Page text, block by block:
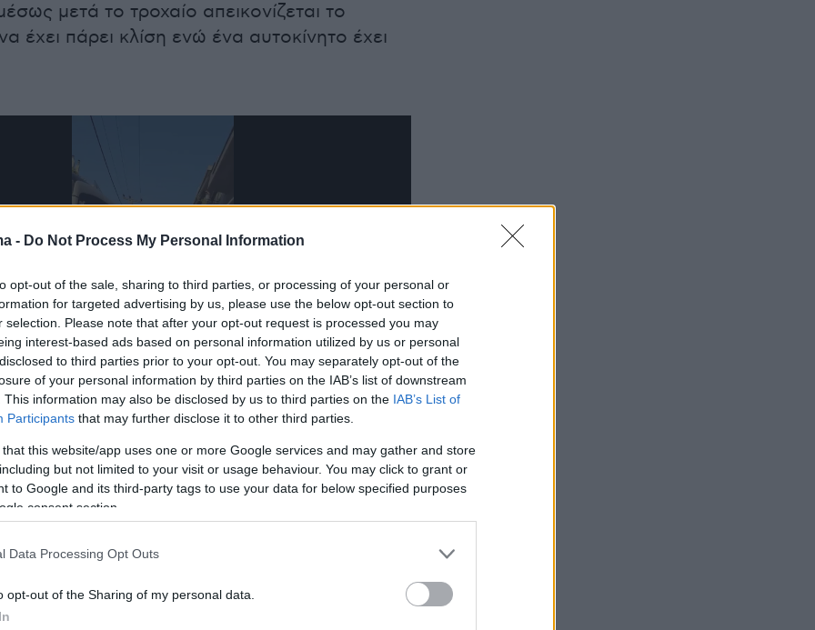
- Do Not Process My Personal Information
opt-out of the sale, sharing to third parties, or processing of your personal or
for targeted advertising by us, please use the below opt-out section to
selection. Please note that after your opt-out request is processed you may
interest-based ads based on personal information utilized by us or personal
to third parties prior to your opt-out. You may separately opt-out of the
of your personal information by third parties on the IAB’s list of downstream
This information may also be disclosed by us to third parties on the IAB’s List of
Participants that may further disclose it to other third parties.
that this website/app uses one or more Google services and may gather and store
but not limited to your visit or usage behaviour. You may click to grant or
to Google and its third-party tags to use your data for below specified purposes
consent section.
Data Processing Opt Outs
opt-out of the Sharing of my personal data.
μετά το τροχαίο απεικονίζεται το
έχει πάρει κλίση ενώ ένα αυτοκίνητο έχει